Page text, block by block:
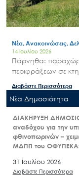
Νέα, Ανακοινώσεις,
14 Ιουλίου 2026
Πάρνηθα:
περιφράξεων σε
Διαβάστε Περισσότερα
Nέα Δημοσιότητα
ΔΙΑΚΗΡΥΞΗ
αναδόχου για την
φθινοπωρινών –
ΜΔΠΠ του
31 Ιουλίου 2026
Διαβάστε Περισσότερα